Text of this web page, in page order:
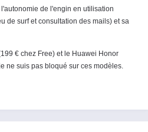
de l'engin en utilisation
de surf et consultation des mails) et sa
€ chez Free) et le Huawei Honor
ne suis pas bloqué sur ces modèles.